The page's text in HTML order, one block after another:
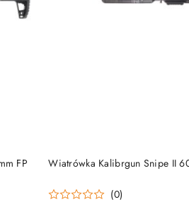
FP Wiatrówka Kalibrgun Snipe II
(0)
DO